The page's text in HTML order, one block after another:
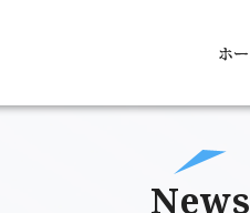
News